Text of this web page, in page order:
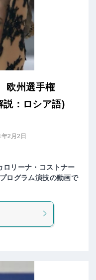
欧州選手権
：ロシア語)
2月2日
ロリーナ・コストナー
ログラム演技の動画で